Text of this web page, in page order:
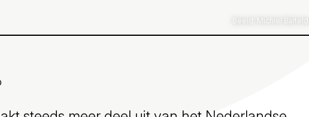
Beeld: Michiel Bartelds